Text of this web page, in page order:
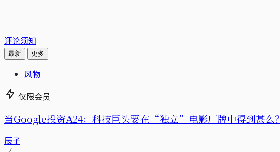
评论须知
最新 更多
风物
仅限会员
当Google投资A24：科技巨头要在“独立”电影厂牌中得到甚么？
辰子